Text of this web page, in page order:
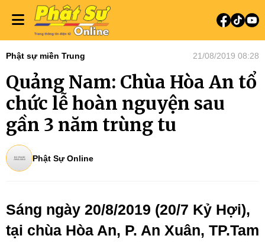
Phật sự miền Trung 21/08/2019 08:28
Quảng Nam: Chùa Hòa An tổ
chức lễ hoàn nguyện sau
gần 3 năm trùng tu
Phật Sự Online
Sáng ngày 20/8/2019 (20/7 Kỷ Hợi),
tại chùa Hòa An, P. An Xuân, TP.Tam